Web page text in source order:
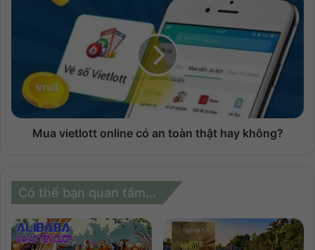
Mua vietlott online có an toàn thật hay không?
Có thể bạn quan tâm...